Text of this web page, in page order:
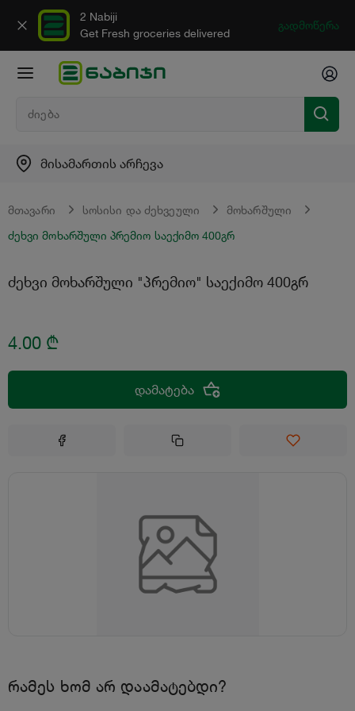
2 Nabiji
Get Fresh groceries delivered
გადმოწერა
მისამართის არჩევა
მთავარი სოსისი და ძეხვეული
მოხარშული
ძეხვი მოხარშული პრემიო საექიმო 400გრ
ძეხვი მოხარშული "პრემიო" საექიმო 400გრ
4.00 ₾
დამატება
რამეს ხომ არ დაამატებდი?